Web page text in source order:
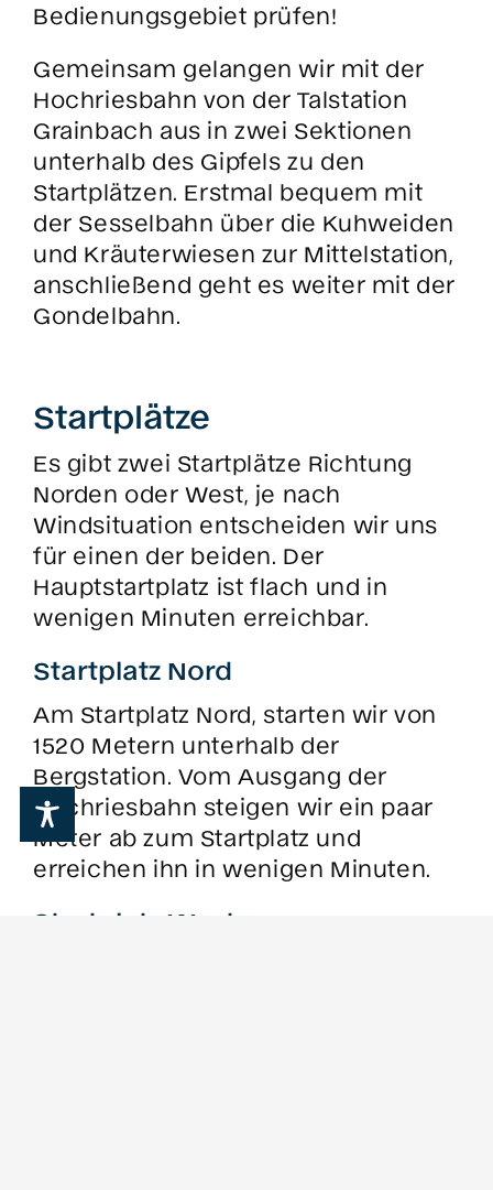
Bedienungsgebiet prüfen!
Gemeinsam gelangen wir mit der
Hochriesbahn von der Talstation
Grainbach aus in zwei Sektionen
unterhalb des Gipfels zu den
Startplätzen. Erstmal bequem mit
der Sesselbahn über die Kuhweiden
und Kräuterwiesen zur Mittelstation,
anschließend geht es weiter mit der
Gondelbahn.
Startplätze
Es gibt zwei Startplätze Richtung
Norden oder West, je nach
Windsituation entscheiden wir uns
für einen der beiden. Der
Hauptstartplatz ist flach und in
wenigen Minuten erreichbar.
Startplatz Nord
Am Startplatz Nord, starten wir von
1520 Metern unterhalb der
Bergstation. Vom Ausgang der
Hochriesbahn steigen wir ein paar
Meter ab zum Startplatz und
erreichen ihn in wenigen Minuten.
Startplatz West